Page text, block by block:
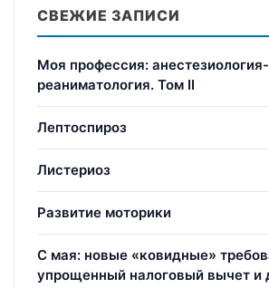
СВЕЖИЕ ЗАПИСИ
Моя профессия: анестезиология-
реаниматология. Том II
Лептоспироз
Листериоз
Развитие моторики
С мая: новые «ковидные»
упрощенный налоговый вычет и